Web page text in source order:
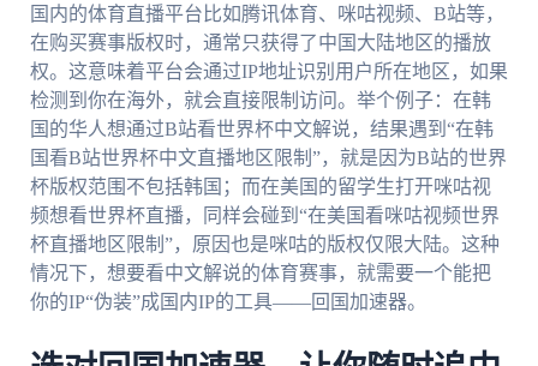
国内的体育直播平台比如腾讯体育、咪咕视频、B站等，
在购买赛事版权时，通常只获得了中国大陆地区的播放
权。这意味着平台会通过IP地址识别用户所在地区，如果
检测到你在海外，就会直接限制访问。举个例子：在韩
国的华人想通过B站看世界杯中文解说，结果遇到“在韩
国看B站世界杯中文直播地区限制”，就是因为B站的世界
杯版权范围不包括韩国；而在美国的留学生打开咪咕视
频想看世界杯直播，同样会碰到“在美国看咪咕视频世界
杯直播地区限制”，原因也是咪咕的版权仅限大陆。这种
情况下，想要看中文解说的体育赛事，就需要一个能把
你的IP“伪装”成国内IP的工具——回国加速器。